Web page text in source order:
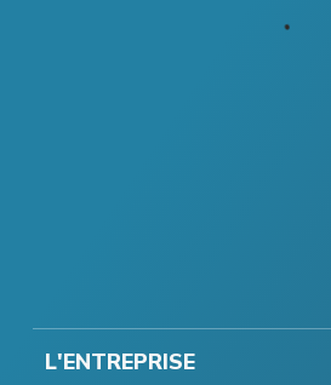
L'ENTREPRISE